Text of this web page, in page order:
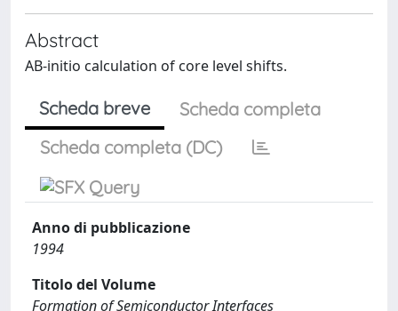
Abstract
AB-initio calculation of core level shifts.
Scheda breve
Scheda completa
Scheda completa (DC)
Anno di pubblicazione
1994
Titolo del Volume
Formation of Semiconductor Interfaces